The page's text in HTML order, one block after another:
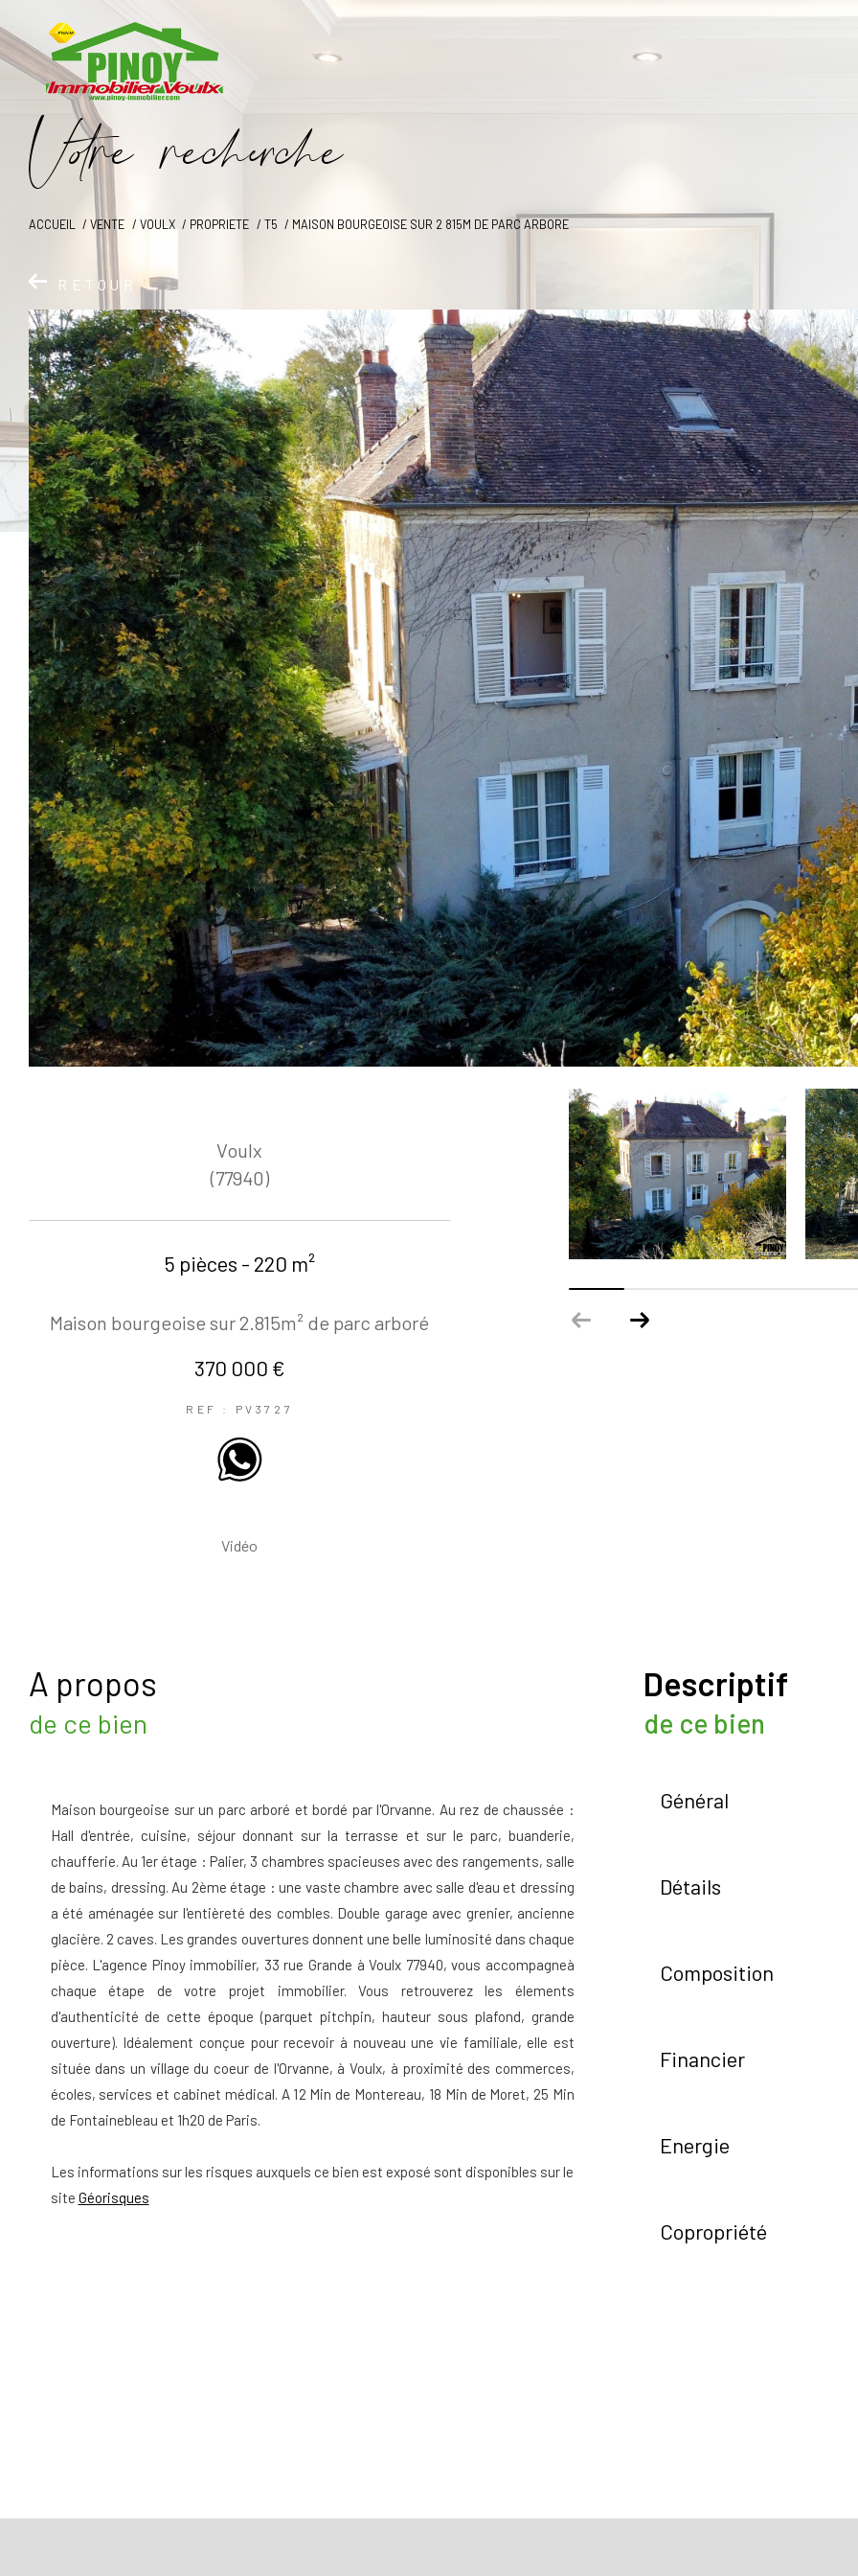
Vore recece
ACCUEIL VENTE VOULX PROPRIETE T5 MAISON BOURGEOISE SUR 2 815M DE PARC ARBORE
RETOUR
Voulx
(77940)
5 pièces - 220 m²
Maison bourgeoise sur 2.815m² de parc arboré
370 000 €
REF : PV3727
Vidéo
a propos
de ce bien
Maison bourgeoise sur un parc arboré et bordé par l'Orvanne. Au rez de chaussée :
Hall d'entrée, cuisine, séjour donnant sur la terrasse et sur le parc, buanderie,
chaufferie. Au 1er étage : Palier, 3 chambres spacieuses avec des rangements, salle
de bains, dressing. Au 2ème étage : une vaste chambre avec salle d'eau et dressing
a été aménagée sur l'entièreté des combles. Double garage avec grenier, ancienne
glacière. 2 caves. Les grandes ouvertures donnent une belle luminosité dans chaque
pièce. L'agence Pinoy immobilier, 33 rue Grande à Voulx 77940, vous accompagneà
chaque étape de votre projet immobilier. Vous retrouverez les élements
d'authenticité de cette époque (parquet pitchpin, hauteur sous plafond, grande
ouverture). Idéalement conçue pour recevoir à nouveau une vie familiale, elle est
située dans un village du coeur de l'Orvanne, à Voulx, à proximité des commerces,
écoles, services et cabinet médical. A 12 Min de Montereau, 18 Min de Moret, 25 Min
de Fontainebleau et 1h20 de Paris.
Les informations sur les risques auxquels ce bien est exposé sont disponibles sur le
site Géorisques
descriptif
de ce bien
Général
Détails
Composition
Financier
Energie
Copropriété